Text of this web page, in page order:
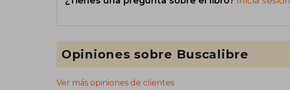
Opiniones sobre Buscalibre
Ver más opiniones de clientes